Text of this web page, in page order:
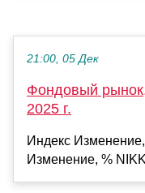
21:00, 05 Дек
Фондовый
2025 г.
Индекс
Изменение, %